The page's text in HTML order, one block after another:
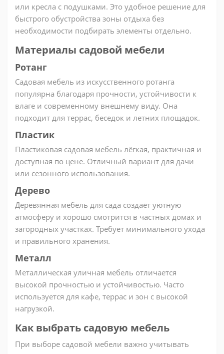
или кресла с подушками. Это удобное решение для
быстрого обустройства зоны отдыха без
необходимости подбирать элементы отдельно.
Материалы садовой мебели
Ротанг
Садовая мебель из искусственного ротанга
популярна благодаря прочности, устойчивости к
влаге и современному внешнему виду. Она
подходит для террас, беседок и летних площадок.
Пластик
Пластиковая садовая мебель лёгкая, практичная и
доступная по цене. Отличный вариант для дачи
или сезонного использования.
Дерево
Деревянная мебель для сада создаёт уютную
атмосферу и хорошо смотрится в частных домах и
загородных участках. Требует минимального ухода
и правильного хранения.
Металл
Металлическая уличная мебель отличается
высокой прочностью и устойчивостью. Часто
используется для кафе, террас и зон с высокой
нагрузкой.
Как выбрать садовую мебель
При выборе садовой мебели важно учитывать